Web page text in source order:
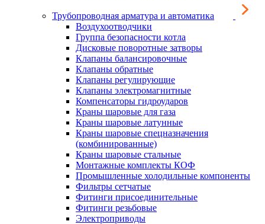
Трубопроводная арматура и автоматика
Воздухоотводчики
Группа безопасности котла
Дисковые поворотные затворы
Клапаны балансировочные
Клапаны обратные
Клапаны регулирующие
Клапаны электромагнитные
Компенсаторы гидроударов
Краны шаровые для газа
Краны шаровые латунные
Краны шаровые спецназначения
(комбинированные)
Краны шаровые стальные
Монтажные комплекты КОФ
Промышленные холодильные компоненты
Фильтры сетчатые
Фитинги присоединительные
Фитинги резьбовые
Электроприводы